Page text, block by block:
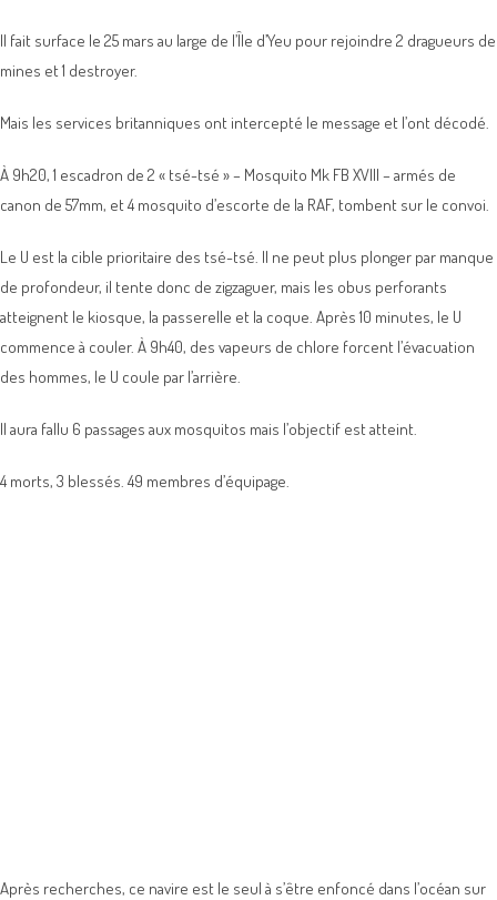
Il fait surface le 25 mars au large de l’Île d’Yeu pour rejoindre 2 dragueurs de
mines et 1 destroyer.
Mais les services britanniques ont intercepté le message et l’ont décodé.
À 9h20, 1 escadron de 2 « tsé-tsé » – Mosquito Mk FB XVIII – armés de
canon de 57mm, et 4 mosquito d’escorte de la RAF, tombent sur le convoi.
Le U est la cible prioritaire des tsé-tsé. Il ne peut plus plonger par manque
de profondeur, il tente donc de zigzaguer, mais les obus perforants
atteignent le kiosque, la passerelle et la coque. Après 10 minutes, le U
commence à couler. À 9h40, des vapeurs de chlore forcent l’évacuation
des hommes, le U coule par l’arrière.
Il aura fallu 6 passages aux mosquitos mais l’objectif est atteint.
4 morts, 3 blessés. 49 membres d’équipage.
Après recherches, ce navire est le seul à s’être enfoncé dans l’océan sur